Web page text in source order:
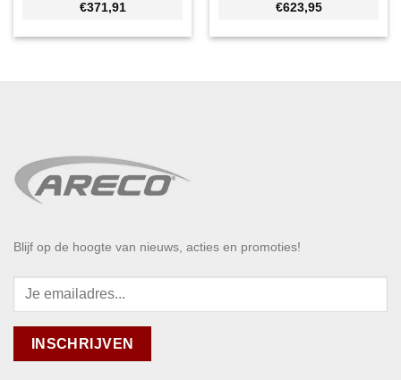
€371,91
€623,95
Blijf op de hoogte van nieuws, acties en promoties!